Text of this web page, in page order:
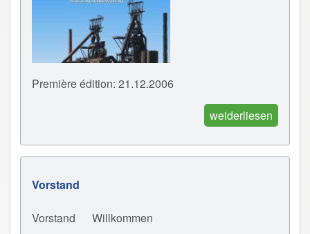
Première édition: 21.12.2006
weiderliesen
Vorstand
Vorstand Willkommen